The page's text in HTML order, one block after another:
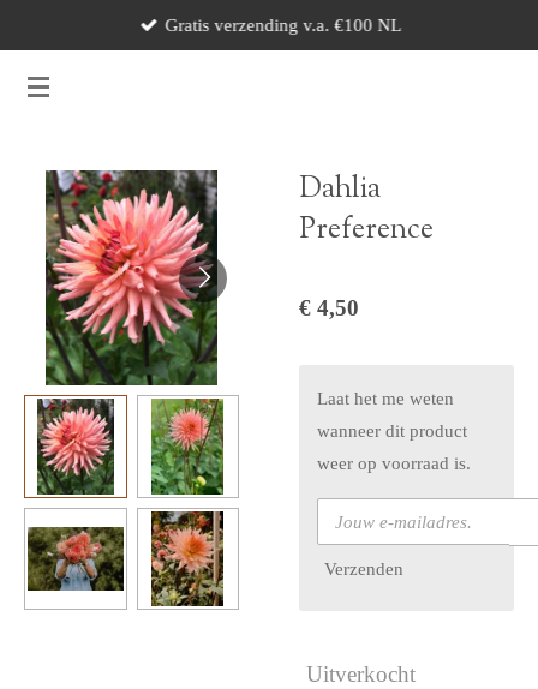
naar
Gratis verzending v.a. €100 NL
Dahlia
Preference
€ 4,50
Laat het me weten
wanneer dit product
weer op voorraad is.
Verzenden
Uitverkocht